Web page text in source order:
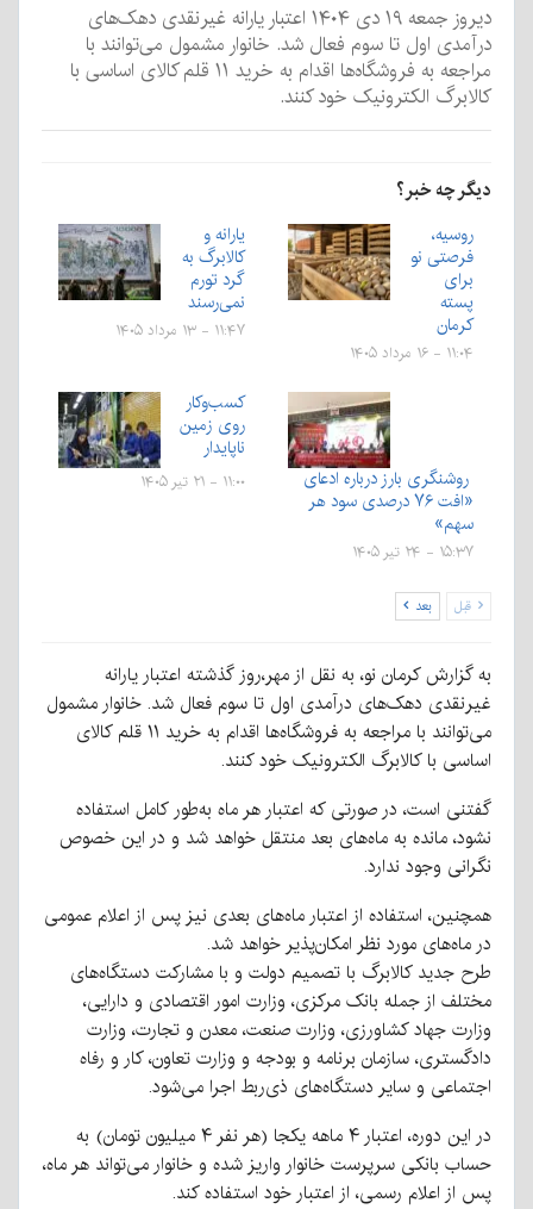
دیروز جمعه ۱۹ دی ۱۴۰۴ اعتبار یارانه غیرنقدی دهک‌های
درآمدی اول تا سوم فعال شد. خانوار مشمول می‌توانند با
مراجعه به فروشگاه‌ها اقدام به خرید ۱۱ قلم کالای اساسی با
کالابرگ الکترونیک خود کنند.
دیگر چه خبر؟
روسیه،
فرصتی نو
برای
پسته
کرمان
۱۱:۰۴ - ۱۶ مرداد ۱۴۰۵
یارانه و
کالابرگ به
گرد تورم
نمی‌رسند
۱۱:۴۷ - ۱۳ مرداد ۱۴۰۵
روشنگری بارز درباره ادعای
«افت ۷۶ درصدی سود هر
سهم»
۱۵:۳۷ - ۲۴ تیر ۱۴۰۵
کسب‌وکار
روی زمین
ناپایدار
۱۱:۰۰ - ۲۱ تیر ۱۴۰۵
قبل بعد
به گزارش کرمان نو، به نقل از مهر،روز گذشته اعتبار یارانه
غیرنقدی دهک‌های درآمدی اول تا سوم فعال شد. خانوار مشمول
می‌توانند با مراجعه به فروشگاه‌ها اقدام به خرید ۱۱ قلم کالای
اساسی با کالابرگ الکترونیک خود کنند.
گفتنی است، در صورتی که اعتبار هر ماه به‌طور کامل استفاده
نشود، مانده به ماه‌های بعد منتقل خواهد شد و در این خصوص
نگرانی وجود ندارد.
همچنین، استفاده از اعتبار ماه‌های بعدی نیز پس از اعلام عمومی
در ماه‌های مورد نظر امکان‌پذیر خواهد شد.
طرح جدید کالابرگ با تصمیم دولت و با مشارکت دستگاه‌های
مختلف از جمله بانک مرکزی، وزارت امور اقتصادی و دارایی،
وزارت جهاد کشاورزی، وزارت صنعت، معدن و تجارت، وزارت
دادگستری، سازمان برنامه و بودجه و وزارت تعاون، کار و رفاه
اجتماعی و سایر دستگاه‌های ذی‌ربط اجرا می‌شود.
در این دوره، اعتبار ۴ ماهه یکجا (هر نفر ۴ میلیون تومان) به
حساب بانکی سرپرست خانوار واریز شده و خانوار می‌تواند هر ماه،
پس از اعلام رسمی، از اعتبار خود استفاده کند.